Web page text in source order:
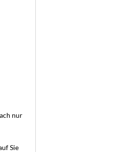
nur
Sie